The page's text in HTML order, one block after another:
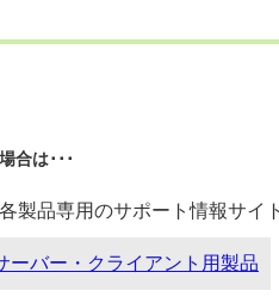
合は･･･
製品専用のサポート情報サイ
ーバー・クライアント用製品